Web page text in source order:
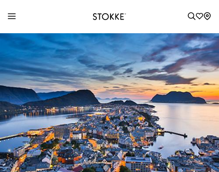
S
p
t
o
C
o
n
t
e
n